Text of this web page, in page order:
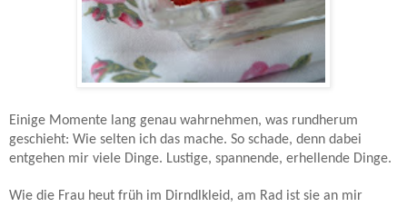
Einige Momente lang genau wahrnehmen, was rundherum
geschieht: Wie selten ich das mache. So schade, denn dabei
entgehen mir viele Dinge. Lustige, spannende, erhellende Dinge.
Wie die Frau heut früh im Dirndlkleid, am Rad ist sie an mir